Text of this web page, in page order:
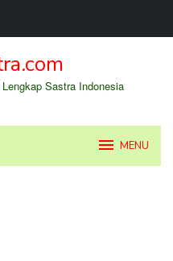
Sastra Indonesia
MENU